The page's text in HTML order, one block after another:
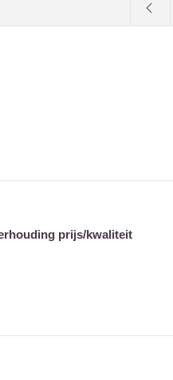
prijs/kwaliteit